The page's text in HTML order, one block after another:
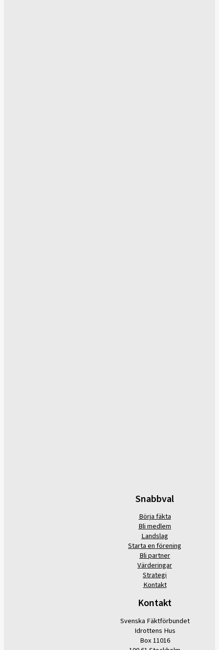
Snabbval
Börja fäkta
Bli medlem
Landslag
Starta en förening
Bli partner
Värderingar
Strategi
Kontakt
Kontakt
Svenska Fäktförbundet
Idrottens Hus
Box 11016